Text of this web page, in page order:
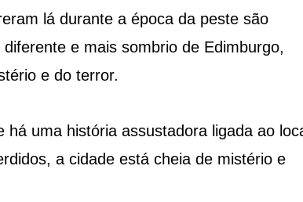
lá durante a época da peste são
e mais sombrio de Edimburgo,
e do terror.
uma história assustadora ligada ao
a cidade está cheia de mistério e